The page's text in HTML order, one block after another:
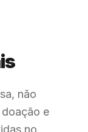
não
e
no